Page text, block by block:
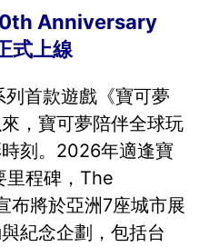
Anniversary
式上線
首款遊戲《寶可夢
，寶可夢陪伴全球玩
刻。2026年適逢寶
里程碑，The
將於亞洲7座城市展
紀念企劃，包括台